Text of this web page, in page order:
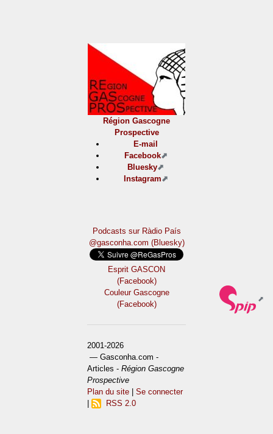
Région Gascogne
Prospective
E-mail
Facebook
Bluesky
Instagram
Podcasts sur Ràdio País
@gasconha.com (Bluesky)
Esprit GASCON
(Facebook)
Couleur Gascogne
(Facebook)
2001-2026
— Gasconha.com -
Articles -Région Gascogne
Prospective
Plan du site |Se connecter
RSS 2.0